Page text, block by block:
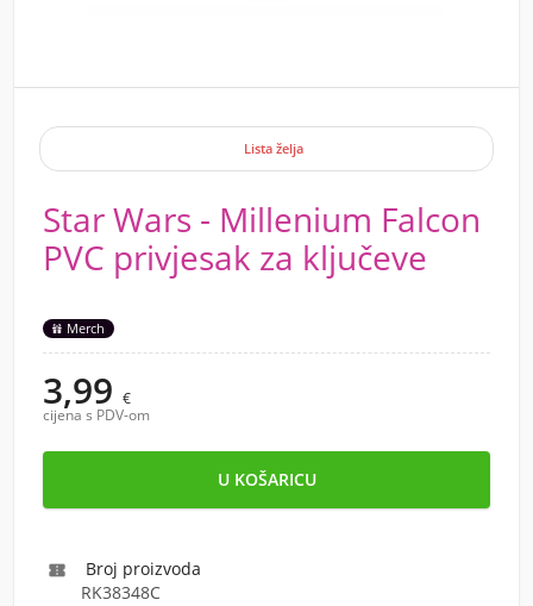
Lista želja
Star Wars - Millenium Falcon
PVC privjesak za ključeve
Merch
3,99 €
cijena s PDV-om

Broj proizvoda
RK38348C